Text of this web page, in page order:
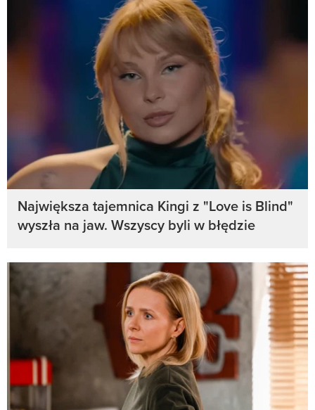
Największa tajemnica Kingi z "Love is Blind"
wyszła na jaw. Wszyscy byli w błędzie